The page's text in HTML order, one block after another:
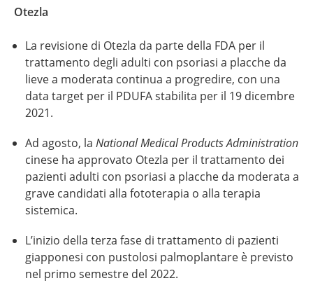
Otezla
La revisione di Otezla da parte della FDA per il
trattamento degli adulti con psoriasi a placche da
lieve a moderata continua a progredire, con una
data target per il PDUFA stabilita per il 19 dicembre
2021.
Ad agosto, la National Medical Products Administration
cinese ha approvato Otezla per il trattamento dei
pazienti adulti con psoriasi a placche da moderata a
grave candidati alla fototerapia o alla terapia
sistemica.
L’inizio della terza fase di trattamento di pazienti
giapponesi con pustolosi palmoplantare è previsto
nel primo semestre del 2022.